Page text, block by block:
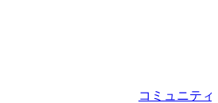
コミュニティ